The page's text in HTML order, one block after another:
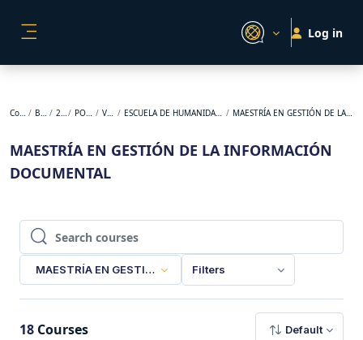
Log in
Courses BACKUP 2023-2 POSGRADO VIRTUAL ESCUELA DE HUMANIDADES Y ESTUDIOS SOCIALES MAESTRÍA EN GESTIÓN DE LA INFORMACIÓN DOCUMENTAL
MAESTRÍA EN GESTIÓN DE LA INFORMACIÓN
DOCUMENTAL
Search courses
Search courses
MAESTRÍA EN GESTIÓN DE LA INFORMACIÓN DOCUMENTAL
Filters
18 Courses Default